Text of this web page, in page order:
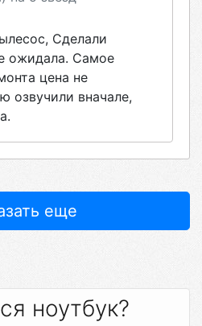
Сделали
ожидала. Самое
цена не
озвучили вначале,
еще
ноутбук?